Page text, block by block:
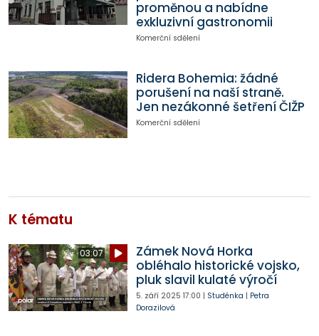
proměnou a nabídne
exkluzivní gastronomii
Komerční sdělení
Ridera Bohemia: žádné
porušení na naší straně.
Jen nezákonné šetření ČIŽP
Komerční sdělení
K tématu
03:07
Zámek Nová Horka
obléhalo historické vojsko,
pluk slavil kulaté výročí
5. září 2025 17:00 | Studénka | Petra
Dorazilová